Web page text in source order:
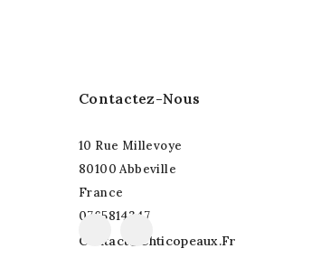
Contactez-Nous
10 Rue Millevoye
80100 Abbeville
France
0765814347
Contact@chticopeaux.fr